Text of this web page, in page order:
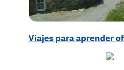
Viajes para aprender